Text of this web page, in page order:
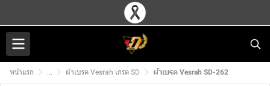
หน้าแรก ... ผ้าเบรค Vesrah เกรด SD ผ้าเบรค Vesrah SD-262